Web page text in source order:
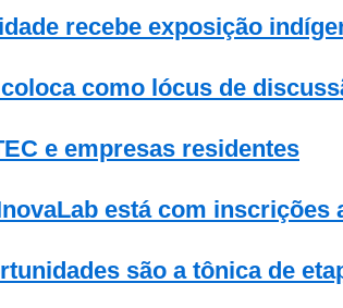
recebe exposição
como lócus de
e empresas residentes
está com inscrições
são a tônica de